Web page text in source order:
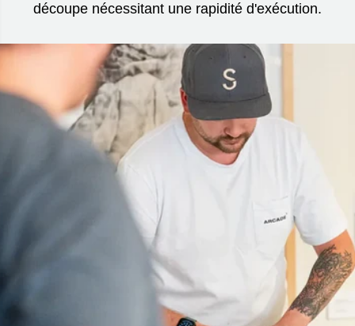
découpe nécessitant une rapidité d'exécution.